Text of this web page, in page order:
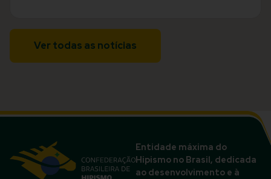
Ver todas as notícias
Entidade máxima do
Hipismo no Brasil, dedicada
ao desenvolvimento e à